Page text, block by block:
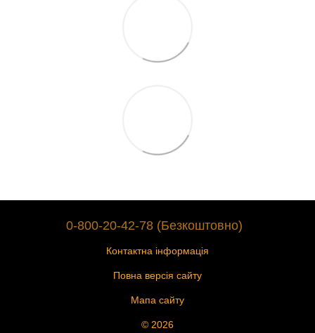
0-800-20-42-78 (Безкоштовно)
Контактна інформація
Повна версія сайту
Мапа сайту
© 2026